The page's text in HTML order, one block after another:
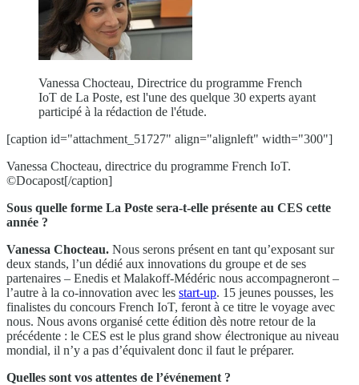
Vanessa Chocteau, Directrice du programme French
IoT de La Poste, est l'une des quelque 30 experts ayant
participé à la rédaction de l'étude.
[caption id="attachment_51727" align="alignleft" width="300"]
Vanessa Chocteau, directrice du programme French IoT.
©Docapost[/caption]
Sous quelle forme La Poste sera-t-elle présente au CES cette
année ?
Vanessa Chocteau. Nous serons présent en tant qu’exposant sur
deux stands, l’un dédié aux innovations du groupe et de ses
partenaires – Enedis et Malakoff-Médéric nous accompagneront –
l’autre à la co-innovation avec les start-up. 15 jeunes pousses, les
finalistes du concours French IoT, feront à ce titre le voyage avec
nous. Nous avons organisé cette édition dès notre retour de la
précédente : le CES est le plus grand show électronique au niveau
mondial, il n’y a pas d’équivalent donc il faut le préparer.
Quelles sont vos attentes de l’événement ?